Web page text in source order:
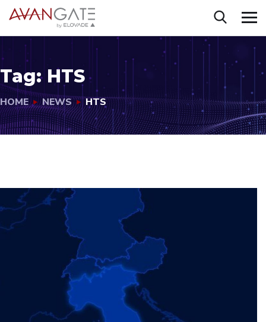
Tag: HTS
HOME NEWS HTS